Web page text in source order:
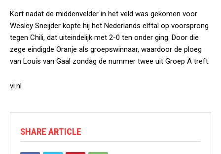
Kort nadat de middenvelder in het veld was gekomen voor
Wesley Sneijder kopte hij het Nederlands elftal op voorsprong
tegen Chili, dat uiteindelijk met 2-0 ten onder ging. Door die
zege eindigde Oranje als groepswinnaar, waardoor de ploeg
van Louis van Gaal zondag de nummer twee uit Groep A treft.
vi.nl
SHARE ARTICLE